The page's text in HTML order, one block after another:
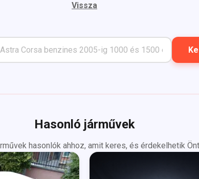
Vissza
Hasonló járművek
hasonlók ahhoz, amit keres, és érdekelhetik